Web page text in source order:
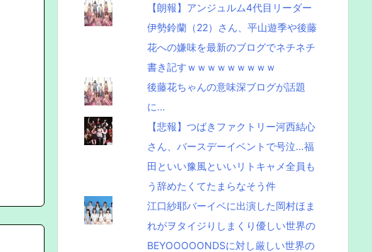
【朗報】アンジュルム4代目リーダー
伊勢鈴蘭（22）さん、平山遊季や後藤
花への嫌味を最新のブログでネチネチ
書き記すｗｗｗｗｗｗｗｗｗ
後藤花ちゃんの意味深ブログが話題
に…
【悲報】つばきファクトリー河西結心
さん、バースデーイベントで号泣…福
田といい豫風といいリトキャメ全員も
う辞めたくてたまらなそう件
江口紗耶バーイベに出演した岡村ほま
れがヲタイジりしまくり優しい世界の
BEYOOOOONDSに対し厳しい世界の